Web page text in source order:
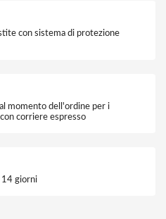
con sistema di protezione
momento dell'ordine per i
corriere espresso
14 giorni